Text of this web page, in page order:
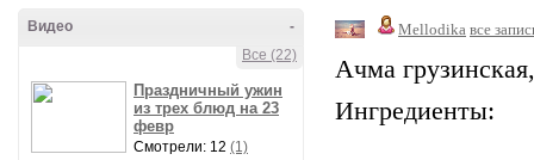
-
Видео
Все (22)
Праздничный ужин
из трех блюд на 23
февр
Смотрели: 12 (1)
Mellodika все
Ачма
Ингредиенты: